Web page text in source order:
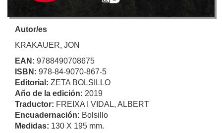
Autor/es
KRAKAUER, JON
EAN: 9788490708675
ISBN: 978-84-9070-867-5
Editorial: ZETA BOLSILLO
Año de la edición: 2019
Traductor: FREIXA I VIDAL, ALBERT
Encuadernación: Bolsillo
Medidas: 130 X 195 mm.